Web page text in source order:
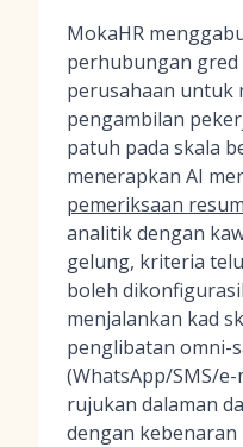
MokaHR
perhubungan gred
perusahaan untuk
pengambilan
patuh pada skala
menerapkan AI
pemeriksaan
analitik dengan
gelung, kriteria
boleh
menjalankan kad
penglibatan omni-
(WhatsApp/SMS/
rujukan dalaman
dengan